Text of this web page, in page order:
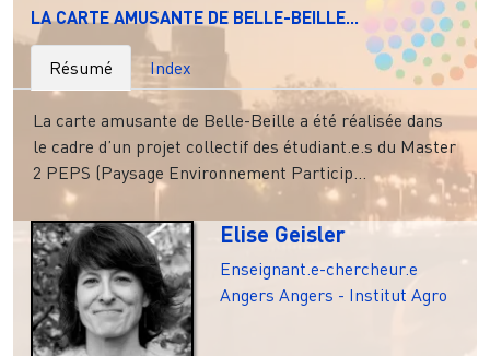
LA CARTE AMUSANTE DE BELLE-BEILLE...
Résumé Index
La carte amusante de Belle-Beille a été réalisée dans
le cadre d’un projet collectif des étudiant.e.s du Master
2 PEPS (Paysage Environnement Particip...
Elise Geisler
Enseignant.e-chercheur.e
Angers Angers - Institut Agro